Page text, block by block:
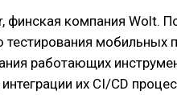
финская компания Wolt.
мобильных
работающих
их CI/CD